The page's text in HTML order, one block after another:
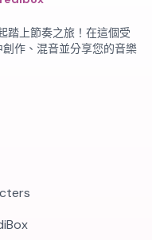
上節奏之旅！在這個受
作、混音並分享您的音樂